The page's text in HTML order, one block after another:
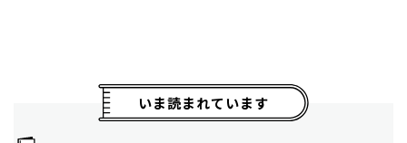
いま読まれています